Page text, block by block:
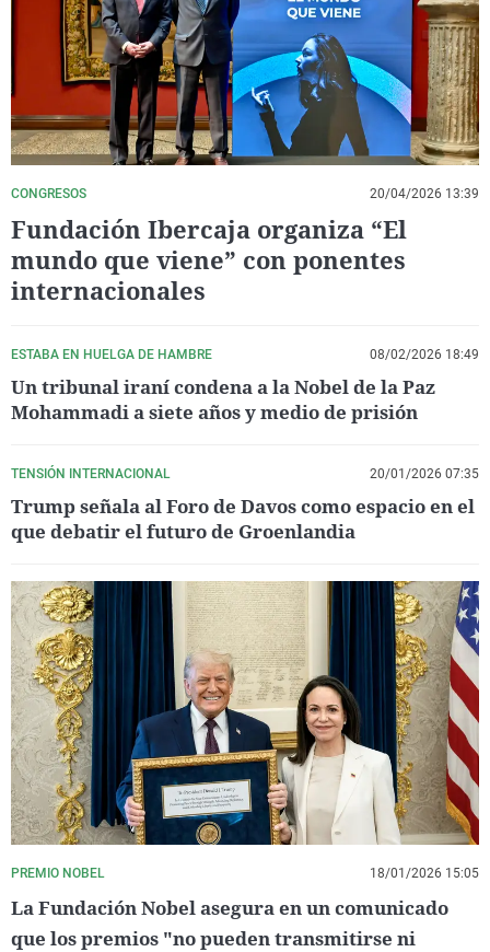
La rosa de los vientos
Gente viajera
Como el perro y el
Caso
Retornados
Equipo de
Operación Viuda
Extremadura
Galicia
La Rioja
Navarra
País Vasco
Virales
Televisión
Elecciones
CONGRESOS 20/04/2026 13:39
Fundación Ibercaja organiza “El
mundo que viene” con ponentes
internacionales
ESTABA EN HUELGA DE HAMBRE 08/02/2026 18:49
Un tribunal iraní condena a la Nobel de la Paz
Mohammadi a siete años y medio de prisión
TENSIÓN INTERNACIONAL 20/01/2026 07:35
Trump señala al Foro de Davos como espacio en el
que debatir el futuro de Groenlandia
PREMIO NOBEL 18/01/2026 15:05
La Fundación Nobel asegura en un comunicado
que los premios "no pueden transmitirse ni